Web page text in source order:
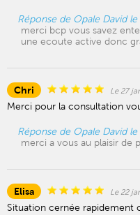
Réponse de Opale David
merci bcp vous savez
une ecoute active donc
Chri Le 27
Merci pour la consultation
Réponse de Opale David
merci a vous au plaisir de
Elisa Le 22
Situation cernée rapidement